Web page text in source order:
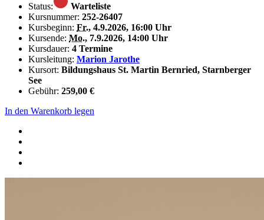
Status:
Warteliste
Kursnummer: 252-26407
Kursbeginn: Fr., 4.9.2026, 16:00 Uhr
Kursende: Mo., 7.9.2026, 14:00 Uhr
Kursdauer: 4 Termine
Kursleitung: Marion Jarothe
Kursort: Bildungshaus St. Martin Bernried, Starnberger
See
Gebühr: 259,00 €
In den Warenkorb legen